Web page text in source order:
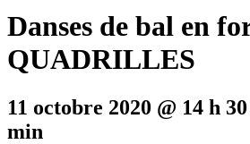
Danses de bal en
QUADRILLES
11 octobre 2020 @ 14 h
min